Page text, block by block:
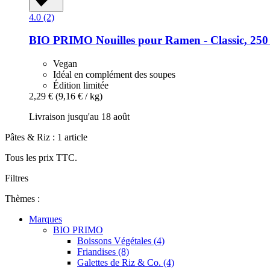
4.0 (2)
BIO PRIMO Nouilles pour Ramen -​ Classic,
Vegan
Idéal en complément des soupes
Édition limitée
2,29 € (9,16 € / kg)
Livraison jusqu'au 18 août
Pâtes & Riz : 1 article
Tous les prix TTC.
Filtres
Thèmes :
Marques
BIO PRIMO
Boissons Végétales (4)
Friandises (8)
Galettes de Riz & Co. (4)